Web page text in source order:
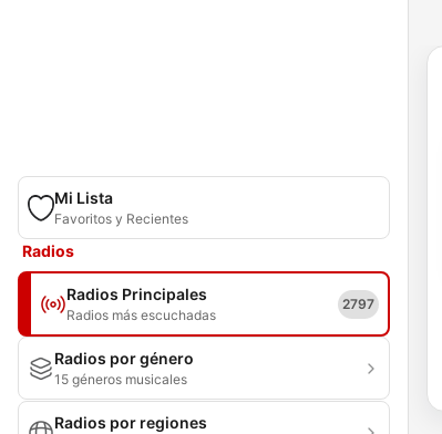
Mi Lista
Favoritos y Recientes
Radios
Radios Principales
Radios más escuchadas
2797
Radios por género
15 géneros musicales
Radios por regiones